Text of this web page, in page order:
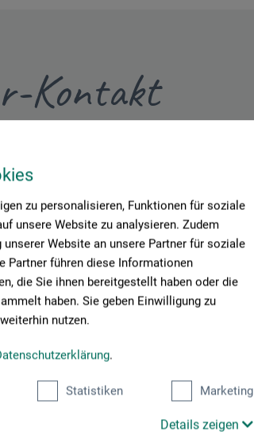
zu personalisieren, Funktionen für soziale
unsere Website zu analysieren. Zudem
Website an unsere Partner für soziale
Partner führen diese Informationen
die Sie ihnen bereitgestellt haben oder die
haben. Sie geben Einwilligung zu
nutzen.
.
Statistiken Marketing
Details zeigen
Kontakt